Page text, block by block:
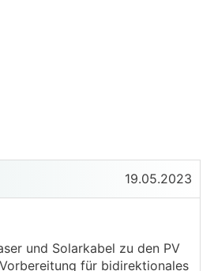
19.05.2023
und Solarkabel zu den PV
für bidirektionales